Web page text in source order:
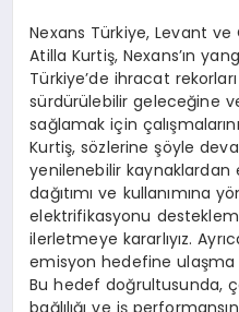
Nexans Türkiye, Levant
Atilla Kurtiş, Nexans’ın
Türkiye’de ihracat rekorları
sürdürülebilir geleceğine
sağlamak için
Kurtiş, sözlerine şöyle
yenilenebilir
dağıtımı ve kullanımına
elektrifikasyonu
ilerletmeye kararlıyız.
emisyon hedefine
Bu hedef doğrultusunda,